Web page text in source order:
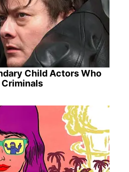
Child Actors Who
Criminals